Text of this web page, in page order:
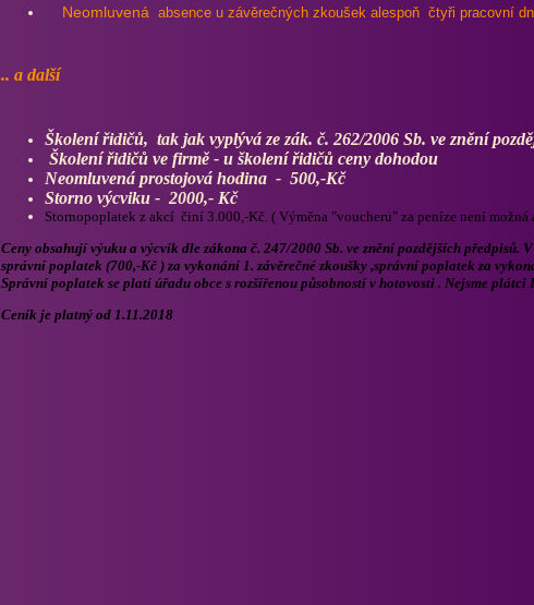
Neomluvená absence u závěrečných zkoušek alespoň čtyři pracovní
.. a další
Školení řidičů, tak jak vyplývá ze zák. č. 262/2006 Sb. ve znění
Školení řidičů ve firmě - u školení řidičů ceny dohodou
Neomluvená prostojová hodina - 500,-Kč
Storno výcviku - 2000,- Kč
Stornopoplatek z akcí činí 3.000,-Kč. ( Výměna "voucheru" za peníze není
Ceny obsahují výuku a výcvik dle zákona č. 247/2000 Sb. ve znění pozdějších předpisů.
správní poplatek (700,-Kč ) za vykonání 1. závěrečné zkoušky ,správní poplatek za
Správní poplatek se platí úřadu obce s rozšířenou působností v hotovosti . Nejsme plátci
Ceník je platný od 1.11.2018